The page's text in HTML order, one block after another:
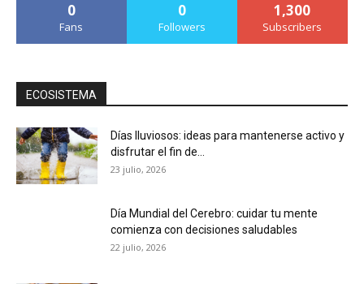
0
Fans
0
Followers
1,300
Subscribers
ECOSISTEMA
Días lluviosos: ideas para mantenerse activo y
disfrutar el fin de...
23 julio, 2026
Día Mundial del Cerebro: cuidar tu mente
comienza con decisiones saludables
22 julio, 2026